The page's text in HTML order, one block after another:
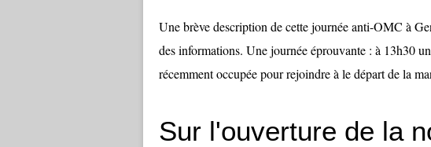
Une brève description de cette journée anti-OMC à
des informations. Une journée éprouvante : à 13h30
récemment occupée pour rejoindre à le départ de la
Sur l'ouverture de la